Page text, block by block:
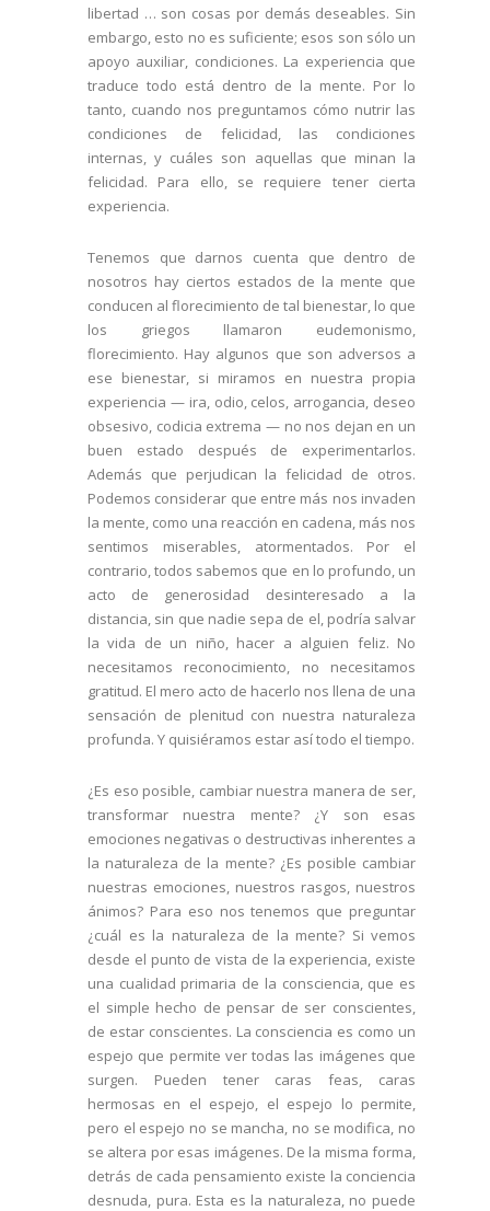
libertad … son cosas por demás deseables. Sin
embargo, esto no es suficiente; esos son sólo un
apoyo auxiliar, condiciones. La experiencia que
traduce todo está dentro de la mente. Por lo
tanto, cuando nos preguntamos cómo nutrir las
condiciones de felicidad, las condiciones
internas, y cuáles son aquellas que minan la
felicidad. Para ello, se requiere tener cierta
experiencia.
Tenemos que darnos cuenta que dentro de
nosotros hay ciertos estados de la mente que
conducen al florecimiento de tal bienestar, lo que
los griegos llamaron eudemonismo,
florecimiento. Hay algunos que son adversos a
ese bienestar, si miramos en nuestra propia
experiencia — ira, odio, celos, arrogancia, deseo
obsesivo, codicia extrema — no nos dejan en un
buen estado después de experimentarlos.
Además que perjudican la felicidad de otros.
Podemos considerar que entre más nos invaden
la mente, como una reacción en cadena, más nos
sentimos miserables, atormentados. Por el
contrario, todos sabemos que en lo profundo, un
acto de generosidad desinteresado a la
distancia, sin que nadie sepa de el, podría salvar
la vida de un niño, hacer a alguien feliz. No
necesitamos reconocimiento, no necesitamos
gratitud. El mero acto de hacerlo nos llena de una
sensación de plenitud con nuestra naturaleza
profunda. Y quisiéramos estar así todo el tiempo.
¿Es eso posible, cambiar nuestra manera de ser,
transformar nuestra mente? ¿Y son esas
emociones negativas o destructivas inherentes a
la naturaleza de la mente? ¿Es posible cambiar
nuestras emociones, nuestros rasgos, nuestros
ánimos? Para eso nos tenemos que preguntar
¿cuál es la naturaleza de la mente? Si vemos
desde el punto de vista de la experiencia, existe
una cualidad primaria de la consciencia, que es
el simple hecho de pensar de ser conscientes,
de estar conscientes. La consciencia es como un
espejo que permite ver todas las imágenes que
surgen. Pueden tener caras feas, caras
hermosas en el espejo, el espejo lo permite,
pero el espejo no se mancha, no se modifica, no
se altera por esas imágenes. De la misma forma,
detrás de cada pensamiento existe la conciencia
desnuda, pura. Esta es la naturaleza, no puede